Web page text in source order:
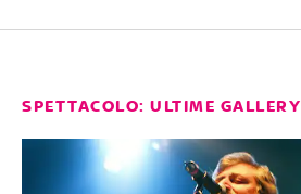
SPETTACOLO: ULTIME GALLERY